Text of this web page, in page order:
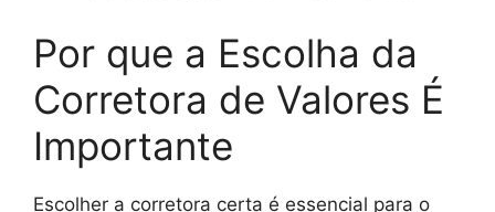
Por que a Escolha da
Corretora de Valores É
Importante
Escolher a corretora certa é essencial para o